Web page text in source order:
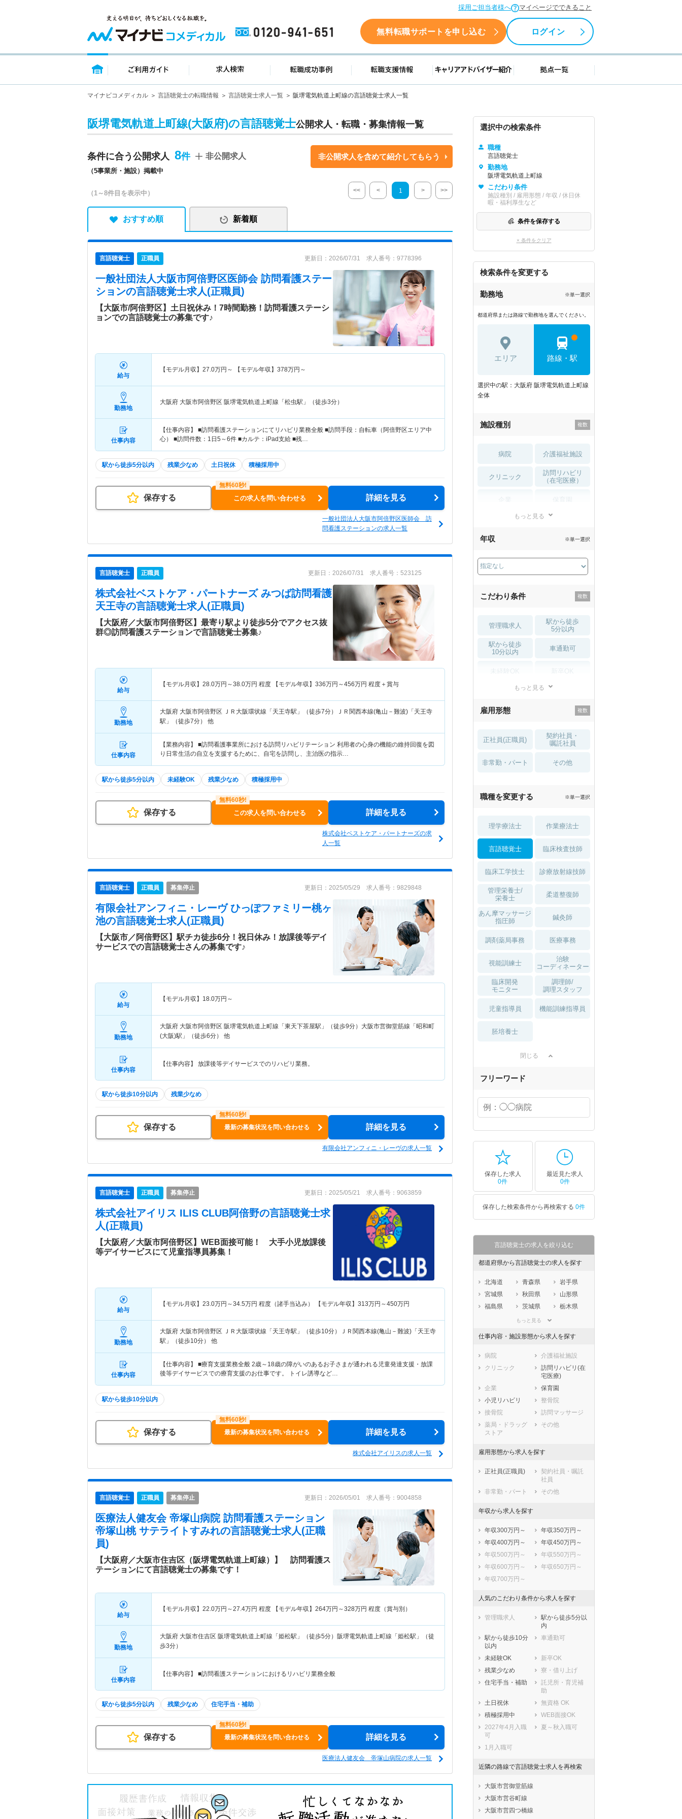
採用ご担当者様へ マイページでできること
0120-941-651 無料転職サポートを申し込む ログイン
トップページ ご利用ガイド 求人検索 転職成功事例 転職支援情報 キャリアアドバイザー紹介 拠点一覧
マイナビコメディカル 言語聴覚士の転職情報 言語聴覚士求人一覧 阪堺電気軌道上町線の言語聴覚士求人一覧
阪堺電気軌道上町線(大阪府)の言語聴覚士公開求人・転職・募集情報一覧
条件に合う公開求人 8
（5事業所・施設）掲載中
非公開求人 非公開求人を含めて紹介してもらう
（1～8件目を表示中） << < 1 > >>
おすすめ順 新着順
言語聴覚士 正職員 更新日：2026/07/31 求人番号：9778396
一般社団法人大阪市阿倍野区医師会 訪問看護ステー
ションの言語聴覚士求人(正職員)
【大阪市/阿倍野区】土日祝休み！7時間勤務！訪問看護ステーシ
ョンでの言語聴覚士の募集です♪
給与
【モデル月収】 27.0万円～ 【モデル年収】 378万円～
勤務地
大阪府 大阪市阿倍野区 阪堺電気軌道上町線「松虫駅」（徒歩3分）
仕事内容
【仕事内容】 ■訪問看護ステーションにてリハビリ業務全般 ■訪問手段：自転車（阿倍野区エリア中
心） ■訪問件数：1日5～6件 ■カルテ：iPad支給 ■残…
駅から徒歩5分以内 残業少なめ 土日祝休 積極採用中
保存する この求人を問い合わせる 詳細を見る
一般社団法人大阪市阿倍野区医師会 訪
問看護ステーションの求人一覧
言語聴覚士 正職員 更新日：2026/07/31 求人番号：523125
株式会社ベストケア・パートナーズ みつば訪問看護
天王寺の言語聴覚士求人(正職員)
【大阪府／大阪市阿倍野区】最寄り駅より徒歩5分でアクセス抜
群◎訪問看護ステーションで言語聴覚士募集♪
給与
【モデル月収】 28.0万円～38.0万円 程度 【モデル年収】 336万円～456万円 程度＋賞与
勤務地
大阪府 大阪市阿倍野区 ＪＲ大阪環状線「天王寺駅」（徒歩7分）ＪＲ関西本線(亀山－難波)「天王寺
駅」（徒歩7分） 他
仕事内容
【業務内容】 ■訪問看護事業所における訪問リハビリテーション 利用者の心身の機能の維持回復を図
り日常生活の自立を支援するために、自宅を訪問し、主治医の指示…
駅から徒歩5分以内 未経験OK 残業少なめ 積極採用中
保存する この求人を問い合わせる 詳細を見る
株式会社ベストケア・パートナーズの求
人一覧
言語聴覚士 正職員 募集停止 更新日：2025/05/29 求人番号：9829848
有限会社アンフィニ・レーヴ ひっぽファミリー桃ヶ
池の言語聴覚士求人(正職員)
【大阪市／阿倍野区】駅チカ徒歩6分！祝日休み！放課後等デイ
サービスでの言語聴覚士さんの募集です♪
給与
【モデル月収】 18.0万円～
勤務地
大阪府 大阪市阿倍野区 阪堺電気軌道上町線「東天下茶屋駅」（徒歩9分）大阪市営御堂筋線「昭和町
(大阪)駅」（徒歩6分） 他
仕事内容
【仕事内容】 放課後等デイサービスでのリハビリ業務。
駅から徒歩10分以内 残業少なめ
保存する 最新の募集状況を問い合わせる 詳細を見る
有限会社アンフィニ・レーヴの求人一覧
言語聴覚士 正職員 募集停止 更新日：2025/05/21 求人番号：9063859
株式会社アイリス ILIS CLUB阿倍野の言語聴覚士求
人(正職員)
【大阪府／大阪市阿倍野区】WEB面接可能！ 大手小児放課後
等デイサービスにて児童指導員募集！
給与
【モデル月収】 23.0万円～34.5万円 程度（諸手当込み） 【モデル年収】 313万円～450万円
勤務地
大阪府 大阪市阿倍野区 ＪＲ大阪環状線「天王寺駅」（徒歩10分）ＪＲ関西本線(亀山－難波)「天王寺
駅」（徒歩10分） 他
仕事内容
【仕事内容】 ■療育支援業務全般 2歳～18歳の障がいのあるお子さまが通われる児童発達支援・放課
後等デイサービスでの療育支援のお仕事です。 トイレ誘導など…
駅から徒歩10分以内
保存する 最新の募集状況を問い合わせる 詳細を見る
株式会社アイリスの求人一覧
言語聴覚士 正職員 募集停止 更新日：2026/05/01 求人番号：9004858
医療法人健友会 帝塚山病院 訪問看護ステーション
帝塚山桃 サテライトすみれの言語聴覚士求人(正職
員)
【大阪府／大阪市住吉区（阪堺電気軌道上町線）】 訪問看護ス
テーションにて言語聴覚士の募集です！
給与
【モデル月収】 22.0万円～27.4万円 程度 【モデル年収】 264万円～328万円 程度（賞与別）
勤務地
大阪府 大阪市住吉区 阪堺電気軌道上町線「姫松駅」（徒歩5分）阪堺電気軌道上町線「姫松駅」（徒
歩3分）
仕事内容
【仕事内容】 ■訪問看護ステーションにおけるリハビリ業務全般
駅から徒歩5分以内 残業少なめ 住宅手当・補助
保存する 最新の募集状況を問い合わせる 詳細を見る
医療法人健友会 帝塚山病院の求人一覧
選択中の検索条件
職種
言語聴覚士
勤務地
阪堺電気軌道上町線
こだわり条件
施設種別 / 雇用形態 / 年収 / 休日休
暇・福利厚生など
条件を保存する
× 条件をクリア
検索条件を変更する
勤務地 ※単一選択
都道府県または路線で勤務地を選んでください。
エリア 路線・駅
選択中の駅：大阪府 阪堺電気軌道上町線
全体
施設種別
病院 介護福祉施設
クリニック
訪問リハビリ
（在宅医療）
薬局・
もっと見る
年収 ※単一選択
こだわり条件
管理職求人
駅から徒歩
5分以内
駅から徒歩
10分以内
車通勤可
住宅手当・補助
土日祝休 無資格 OK
積極採用中 WEB面接OK
もっと見る
雇用形態
正社員(正職員)
契約社員・
嘱託社員
非常勤・パート その他
職種を変更する ※単一選択
理学療法士 作業療法士
言語聴覚士 臨床検査技師
臨床工学技士 診療放射線技師
管理栄養士/
栄養士
柔道整復師
あん摩マッサージ
指圧師
鍼灸師
調剤薬局事務 医療事務
視能訓練士
治験
コーディネーター
臨床開発
モニター
調理師/
調理スタッフ
児童指導員 機能訓練指導員
胚培養士
閉じる
フリーワード
保存した求人
0件
最近見た求人
0件
保存した検索条件から再検索する 0件
言語聴覚士の求人を絞り込む
都道府県から言語聴覚士の求人を探す
北海道 青森県
岩手県
宮城県
秋田県
山形県
福島県
茨城県
栃木県
埼玉県
石川県
福井県
岐阜県
静岡県
愛知県
三重県
大阪府
兵庫県
奈良県
鳥取県
島根県
広島県
山口県
徳島県
香川県
愛媛県
熊本県
大分県
もっと見る
仕事内容・施設形態から求人を探す
病院
介護福祉施設
クリニック
訪問リハビリ(在
宅医療)
企業
保育園
小児リハビリ
整骨院
接骨院
訪問マッサージ
薬局・ドラッグ
ストア
その他
雇用形態から求人を探す
正社員(正職員)
契約社員・嘱託
社員
非常勤・パート
その他
年収から求人を探す
年収300万円～
年収350万円～
年収400万円～
年収450万円～
年収500万円～
年収550万円～
年収600万円～
年収650万円～
年収700万円～
人気のこだわり条件から求人を探す
管理職求人
駅から徒歩5分以
内
駅から徒歩10分
以内
車通勤可
未経験OK
新卒OK
残業少なめ
寮・借り上げ
住宅手当・補助
託児所・育児補
助
土日祝休
無資格 OK
積極採用中
WEB面接OK
2027年4月入職
可
夏～秋入職可
1月入職可
近隣の路線で言語聴覚士求人を再検索
大阪市営御堂筋線
大阪市営谷町線
大阪市営四つ橋線